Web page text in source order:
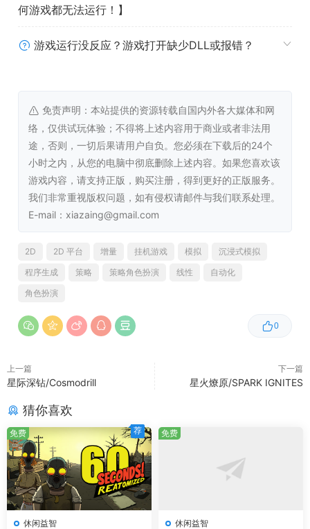
能分为[物理]和[法术]两种类型.技能等级有两种,一种是强化
角色加点系统:角色获得妖魄之血后,可以增加不同的属性
[“力量”,”智力”,”敏捷”,”幸运”,”体魄”],每种属性能强化角色本
身的强度.
PS:本作为我们首次开发的放置挂机游
的放置游戏.欢迎大家与我们联系交流.
何游戏都无法运行！】
游戏运行没反应？游戏打开缺少DLL或报错？
免责声明：本站提供的资源转载自国内外各大媒体和网
络，仅供试玩体验；不得将上述内容用于商业或者非法用
途，否则，一切后果请用户自负。您必须在下载后的24个
小时之内，从您的电脑中彻底删除上述内容。如果您喜欢该
游戏内容，请支持正版，购买注册，得到更好的正版服务。
我们非常重视版权问题，如有侵权请邮件与我们联系处理。
E-mail：xiazaing@gmail.com
0
2D 2D 平台 增量 挂机游戏 模拟
沉浸式模拟
程序生成
策略 策略角色扮演 线性
自动化
角色扮演
上一篇
星际深钻/Cosmodrill
下一篇
星火燎原/SPARK IGNITES
猜你喜欢
休闲益智
免费 荐
休闲益智
免费